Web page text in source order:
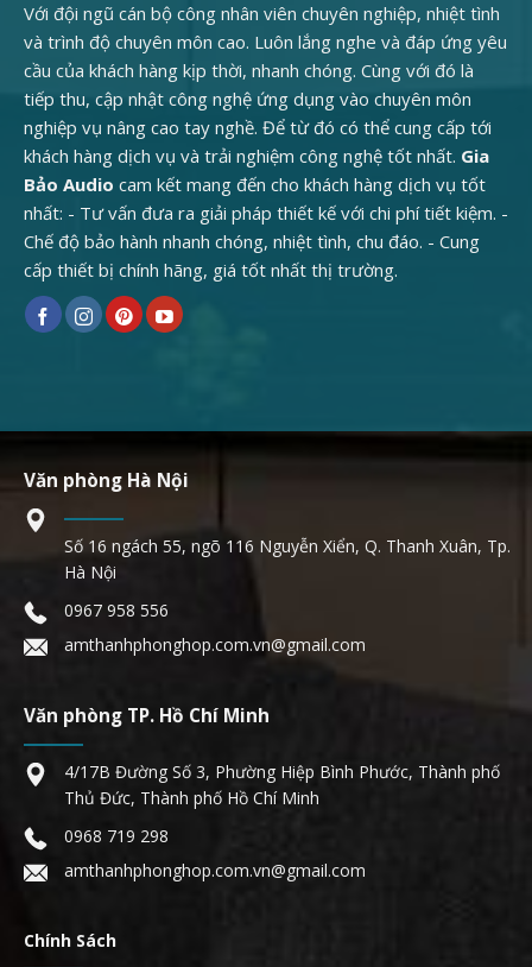
Với đội ngũ cán bộ công nhân viên chuyên nghiệp, nhiệt tình
và trình độ chuyên môn cao. Luôn lắng nghe và đáp ứng yêu
cầu của khách hàng kịp thời, nhanh chóng. Cùng với đó là
tiếp thu, cập nhật công nghệ ứng dụng vào chuyên môn
nghiệp vụ nâng cao tay nghề. Để từ đó có thể cung cấp tới
khách hàng dịch vụ và trải nghiệm công nghệ tốt nhất. Gia
Bảo Audio cam kết mang đến cho khách hàng dịch vụ tốt
nhất: - Tư vấn đưa ra giải pháp thiết kế với chi phí tiết kiệm. -
Chế độ bảo hành nhanh chóng, nhiệt tình, chu đáo. - Cung
cấp thiết bị chính hãng, giá tốt nhất thị trường.
Văn phòng Hà Nội
Số 16 ngách 55, ngõ 116 Nguyễn Xiển, Q. Thanh Xuân, Tp.
Hà Nội
0967 958 556
amthanhphonghop.com.vn@gmail.com
Văn phòng TP. Hồ Chí Minh
4/17B Đường Số 3, Phường Hiệp Bình Phước, Thành phố
Thủ Đức, Thành phố Hồ Chí Minh
0968 719 298
amthanhphonghop.com.vn@gmail.com
Chính Sách